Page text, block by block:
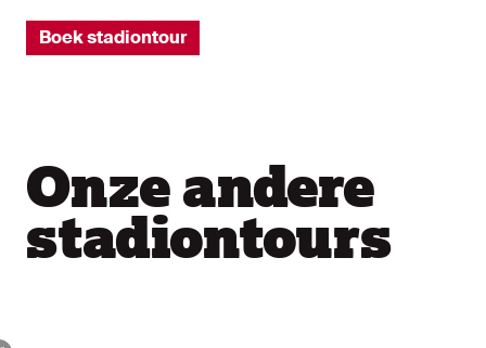
Boek stadiontour
Onze andere
stadiontours